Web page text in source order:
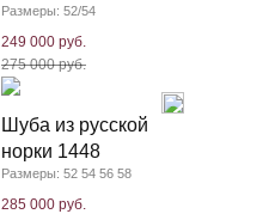
Размеры: 52/54
249 000 руб.
275 000 руб.
Шуба из русской
норки 1448
Размеры: 52 54 56 58
285 000 руб.